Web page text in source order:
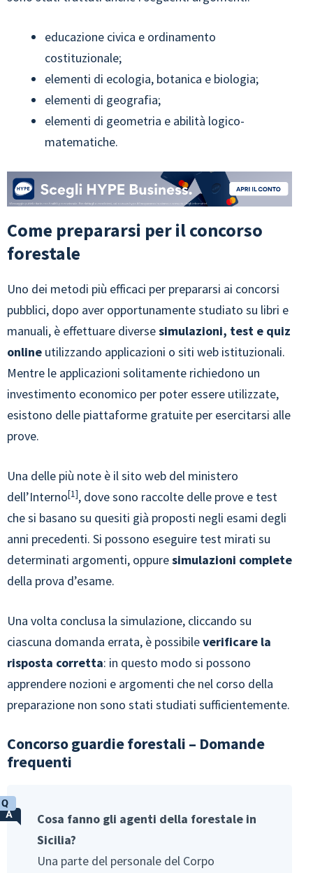
educazione civica e ordinamento
costituzionale;
elementi di ecologia, botanica e biologia;
elementi di geografia;
elementi di geometria e abilità logico-
matematiche.
Come prepararsi per il concorso
forestale
Uno dei metodi più efficaci per prepararsi ai concorsi
pubblici, dopo aver opportunamente studiato su libri e
manuali, è effettuare diversesimulazioni, test e quiz
online utilizzando applicazioni o siti web istituzionali.
Mentre le applicazioni solitamente richiedono un
investimento economico per poter essere utilizzate,
esistono delle piattaforme gratuite per esercitarsi alle
prove.
Una delle più note è il sito web del ministero
dell’Interno 1 , dove sono raccolte delle prove e test
che si basano su quesiti già proposti negli esami degli
anni precedenti. Si possono eseguire test mirati su
determinati argomenti, oppuresimulazioni complete
della prova d’esame.
Una volta conclusa la simulazione, cliccando su
ciascuna domanda errata, è possibileverificare la
risposta corretta: in questo modo si possono
apprendere nozioni e argomenti che nel corso della
preparazione non sono stati studiati sufficientemente.
Concorso guardie forestali – Domande
frequenti
Cosa fanno gli agenti della forestale in
Sicilia?
Una parte del personale del Corpo